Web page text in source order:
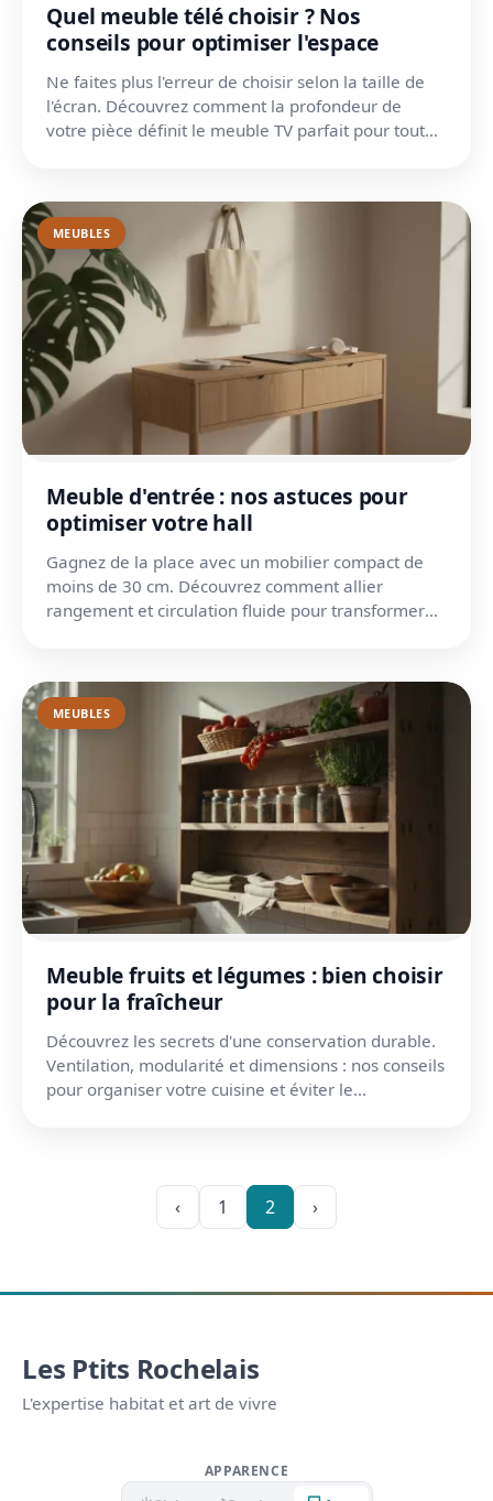
Quel meuble télé choisir ? Nos
conseils pour optimiser l'espace
Ne faites plus l'erreur de choisir selon la taille de
l'écran. Découvrez comment la profondeur de
votre pièce définit le meuble TV parfait pour tout
MEUBLES
Meuble d'entrée : nos astuces pour
optimiser votre hall
Gagnez de la place avec un mobilier compact de
moins de 30 cm. Découvrez comment allier
rangement et circulation fluide pour transformer
MEUBLES
Meuble fruits et légumes : bien choisir
pour la fraîcheur
Découvrez les secrets d'une conservation durable.
Ventilation, modularité et dimensions : nos conseils
pour organiser votre cuisine et éviter le
‹ 1 2 ›
Les Ptits Rochelais
L'expertise habitat et art de vivre
APPARENCE